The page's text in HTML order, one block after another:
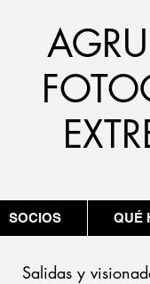
Salidas y
SOCIOS QUÉ